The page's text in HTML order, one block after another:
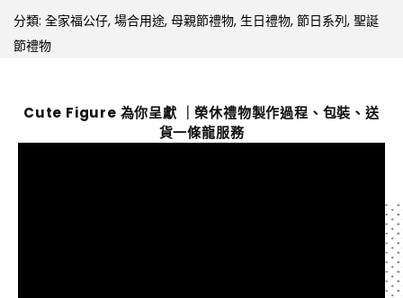
分類: 全家福公仔, 場合用途, 母親節禮物, 生日禮物, 節日系列, 聖誕
節禮物
Cute Figure 為你呈獻 ｜榮休禮物製作過程、包裝、送
貨一條龍服務